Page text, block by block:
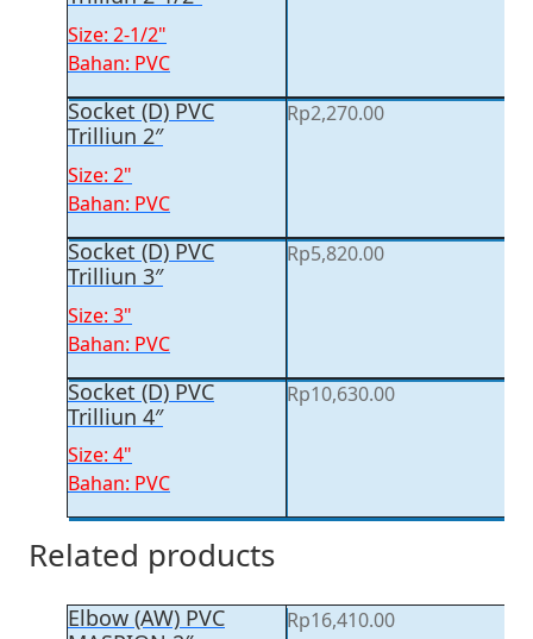
Size: 2-1/2"
Bahan: PVC
Socket (D) PVC
Trilliun 2″
Size: 2"
Bahan: PVC
Rp2,270.00
Socket (D) PVC
Trilliun 3″
Size: 3"
Bahan: PVC
Rp5,820.00
Socket (D) PVC
Trilliun 4″
Size: 4"
Bahan: PVC
Rp10,630.00
Related products
Elbow (AW) PVC
Rp16,410.00